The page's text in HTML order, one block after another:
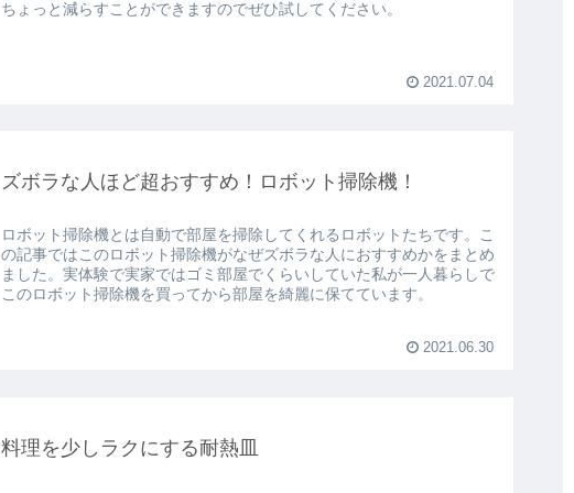
ちょっと減らすことができますのでぜひ試してください。
2021.07.04
ズボラな人ほど超おすすめ！ロボット掃除機！
ロボット掃除機とは自動で部屋を掃除してくれるロボットたちです。こ
の記事ではこのロボット掃除機がなぜズボラな人におすすめかをまとめ
ました。実体験で実家ではゴミ部屋でくらいしていた私が一人暮らしで
このロボット掃除機を買ってから部屋を綺麗に保てています。
2021.06.30
料理を少しラクにする耐熱皿